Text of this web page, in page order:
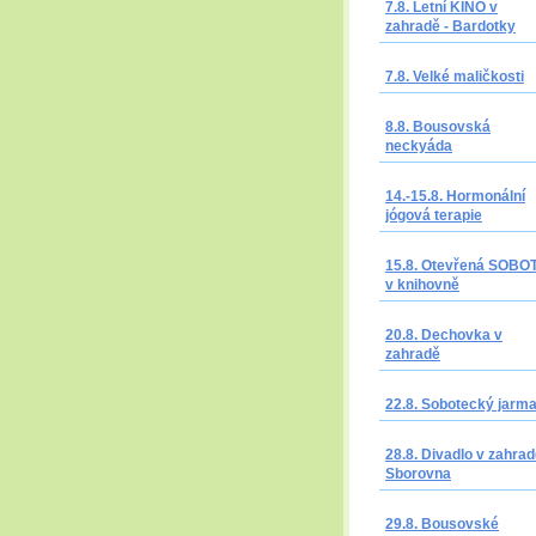
7.8. Letní KINO v
zahradě - Bardotky
7.8. Velké maličkosti
8.8. Bousovská
neckyáda
14.-15.8. Hormonální
jógová terapie
15.8. Otevřená
v knihovně
20.8. Dechovka v
zahradě
22.8. Sobotecký
28.8. Divadlo v
Sborovna
29.8. Bousovské